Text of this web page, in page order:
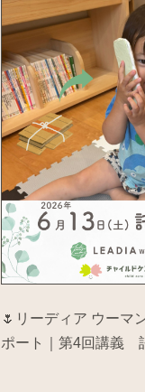
🌷リーディア ウーマ
ポート｜第4回講義